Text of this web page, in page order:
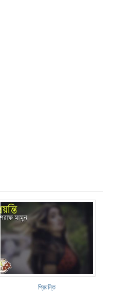
প্রিয়ন্তি